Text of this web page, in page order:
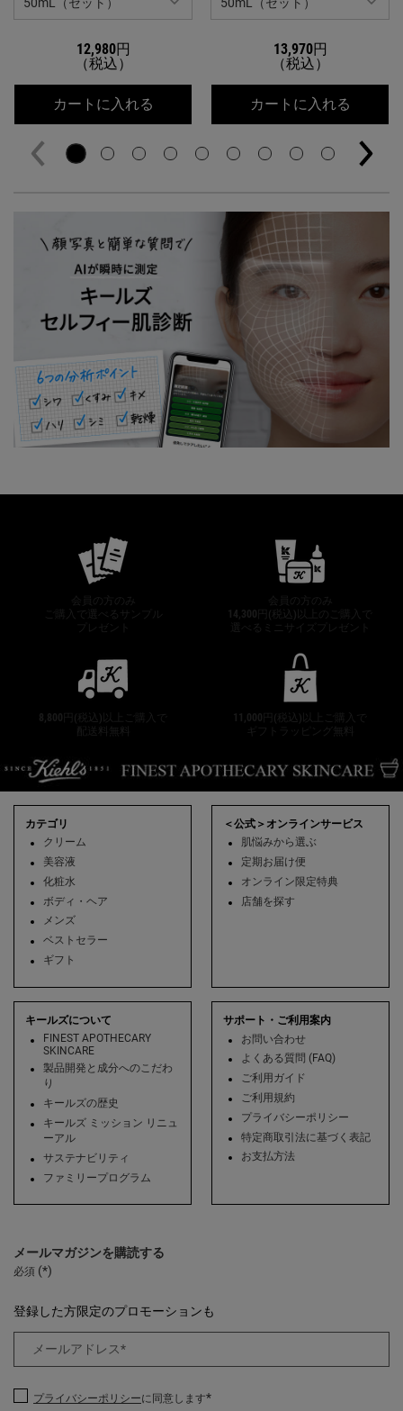
12,980円
（税込）
カートに入れる キールズ DS クリアリーブライト エ
13,970円
（税込）
カートに入れる
会員の方のみ
ご購入で選べるサンプル
会員の方のみ
14,300円(税込)以上のご購入で
選べるミニサイズプレゼント
8,800円(税込)以上ご購入で
11,000円(税込)以上ご購入で
カテゴリ
クリーム
美容液
化粧水
ボディ・ヘア
メンズ
ベストセラー
ギフト
＜公式＞オンラインサービス
肌悩みから選ぶ
定期お届け便
オンライン限定特典
店舗を探す
キールズについて
FINEST APOTHECARY
SKINCARE
製品開発と成分へのこだわ
り
キールズの歴史
キールズ ミッション リニュ
ーアル
サステナビリティ
ファミリープログラム
サポート・ご利用案内
お問い合わせ
よくある質問 (FAQ)
ご利用ガイド
ご利用規約
プライバシーポリシー
特定商取引法に基づく表記
お支払方法
メールマガジンを購読する
必須 (*)
登録した方限定のプロモーションも
メールアドレス*
プライバシーポリシーに同意します*